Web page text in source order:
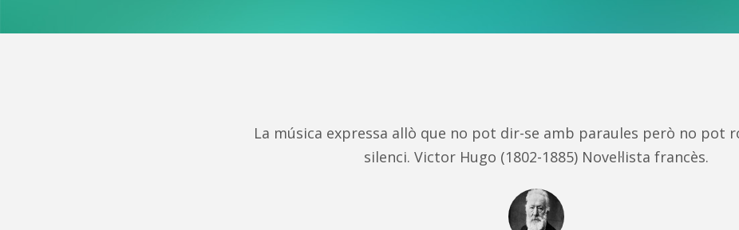
La música expressa allò que no pot dir-se amb paraules però no pot
silenci. Victor Hugo (1802-1885) Novel·lista francès.